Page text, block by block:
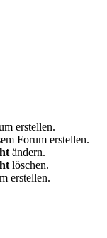
erstellen.
Forum erstellen.
ändern.
löschen.
erstellen.